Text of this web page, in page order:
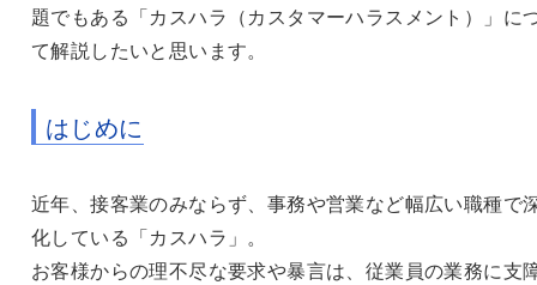
題でもある「カスハラ（カスタマーハラスメント）」に
て解説したいと思います。
はじめに
近年、接客業のみならず、事務や営業など幅広い職種で
化している「カスハラ」。
お客様からの理不尽な要求や暴言は、従業員の業務に支